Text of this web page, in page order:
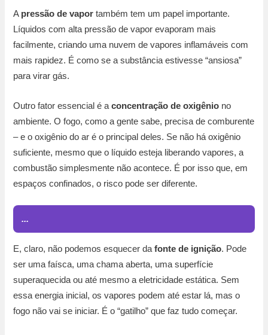
A pressão de vapor também tem um papel importante.
Líquidos com alta pressão de vapor evaporam mais
facilmente, criando uma nuvem de vapores inflamáveis com
mais rapidez. É como se a substância estivesse “ansiosa”
para virar gás.
Outro fator essencial é aconcentração de oxigênio no
ambiente. O fogo, como a gente sabe, precisa de comburente
– e o oxigênio do ar é o principal deles. Se não há oxigênio
suficiente, mesmo que o líquido esteja liberando vapores, a
combustão simplesmente não acontece. É por isso que, em
espaços confinados, o risco pode ser diferente.
...
E, claro, não podemos esquecer dafonte de ignição. Pode
ser uma faísca, uma chama aberta, uma superfície
superaquecida ou até mesmo a eletricidade estática. Sem
essa energia inicial, os vapores podem até estar lá, mas o
fogo não vai se iniciar. É o “gatilho” que faz tudo começar.